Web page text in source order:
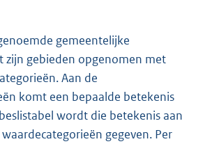
gemeentelijke
zijn gebieden opgenomen met
Aan de
komt een bepaalde betekenis
wordt die betekenis aan
gegeven. Per